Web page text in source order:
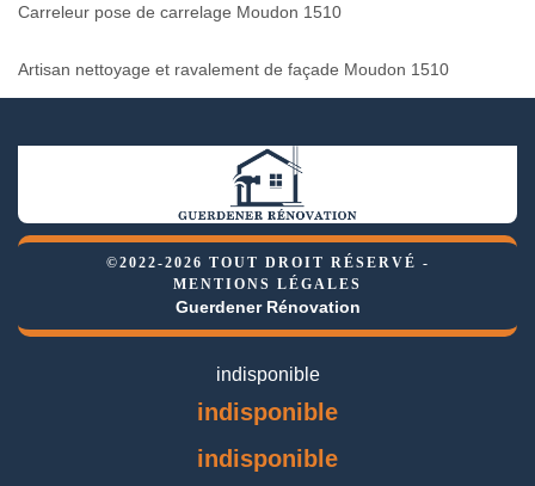
Carreleur pose de carrelage Moudon 1510
Artisan nettoyage et ravalement de façade Moudon 1510
©2022-2026 TOUT DROIT RÉSERVÉ -
MENTIONS LÉGALES
Guerdener Rénovation
indisponible
indisponible
indisponible